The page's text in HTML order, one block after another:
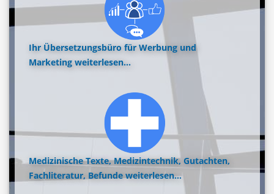
Ihr Übersetzungsbüro für Werbung und
Marketing weiterlesen...
Medizinische Texte, Medizintechnik, Gutachten,
Fachliteratur, Befunde weiterlesen...